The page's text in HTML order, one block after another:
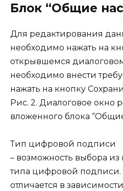
Блок “Общие
Для редактирования
необходимо нажать на
открывшемся
необходимо внести
нажать на кнопку
Рис. 2. Диалоговое окно
вложенного блока
Тип цифровой подписи
– возможность выбора
типа цифровой подписи.
отличается в